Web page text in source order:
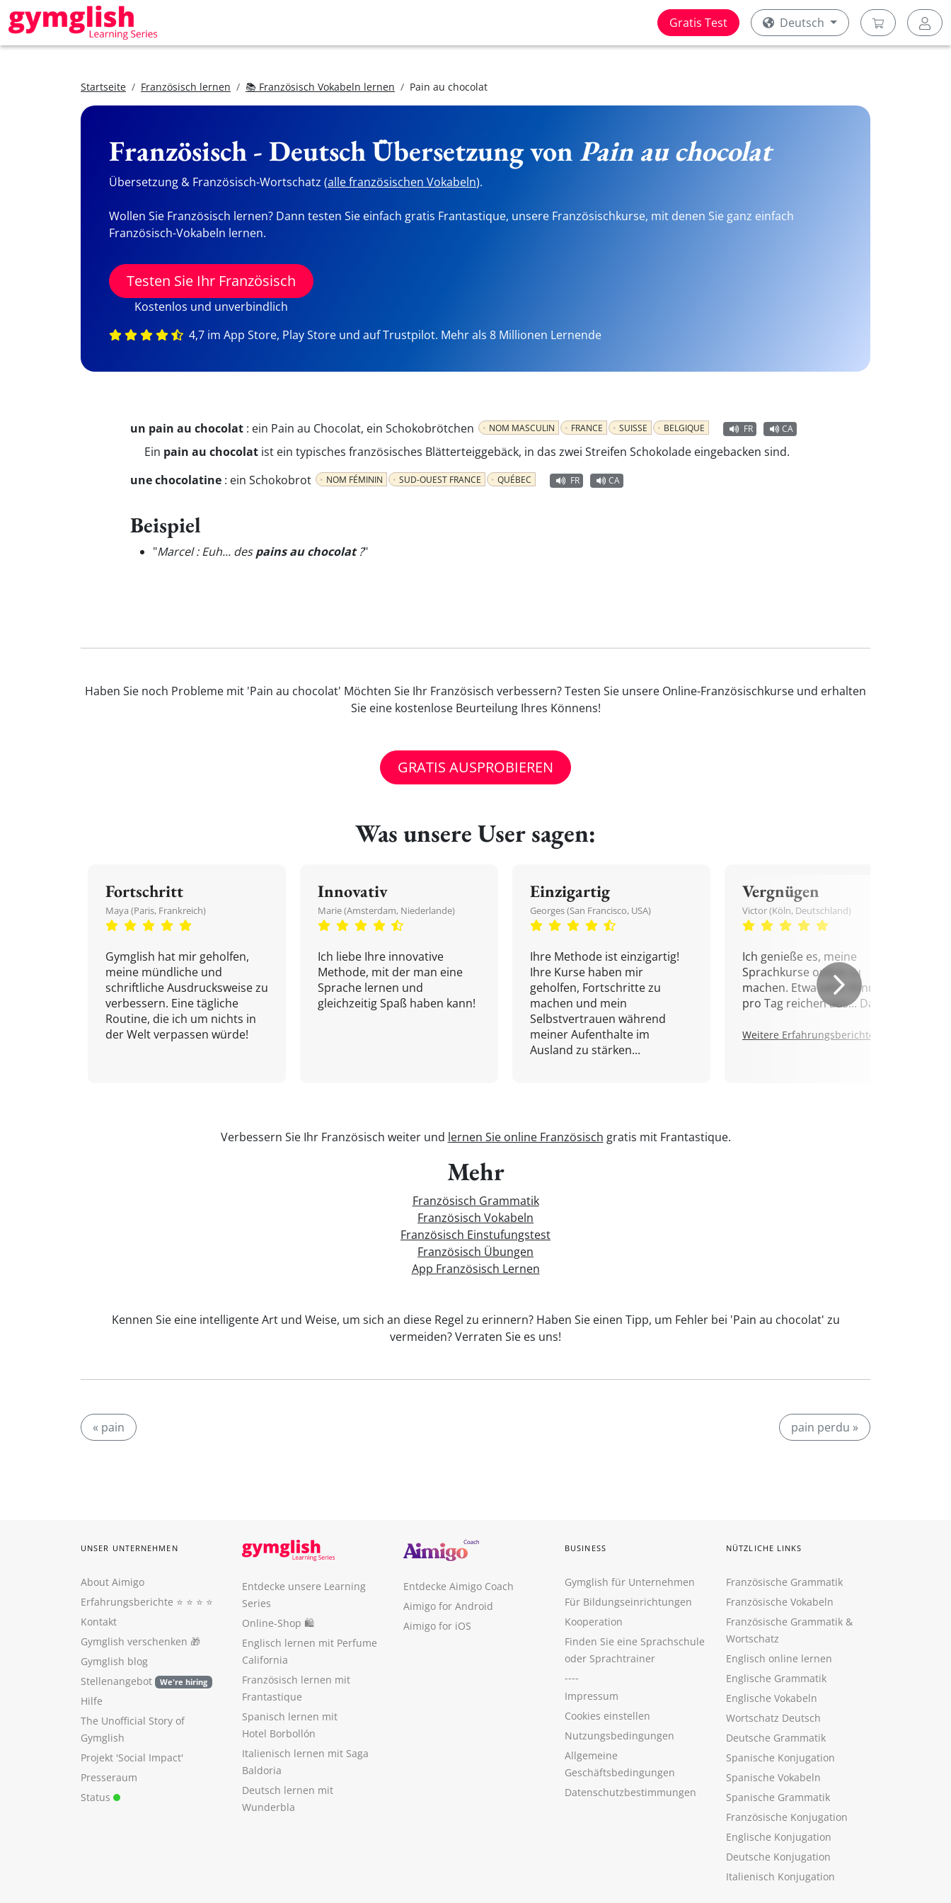
Gratis Test Deutsch
Startseite Französisch lernen 📚 Französisch Vokabeln lernen Pain au chocolat
Französisch - Deutsch Übersetzung vonPain au chocolat
Übersetzung & Französisch-Wortschatz (alle französischen Vokabeln).
Wollen Sie Französisch lernen? Dann testen Sie einfach gratis Frantastique, unsere Französischkurse, mit denen Sie ganz einfach
Französisch-Vokabeln lernen.
Testen Sie Ihr Französisch
Kostenlos und unverbindlich
4,7 im App Store, Play Store und auf Trustpilot. Mehr als 8 Millionen Lernende
un pain au chocolat : ein Pain au Chocolat, ein Schokobrötchen NOM MASCULIN FRANCE SUISSE BELGIQUE FR CA
Ein pain au chocolat ist ein typisches französisches Blätterteiggebäck, in das zwei Streifen Schokolade eingebacken sind.
une chocolatine : ein Schokobrot NOM FÉMININ SUD-OUEST FRANCE QUÉBEC FR CA
Beispiel
"Marcel : Euh... despains au chocolat?"
Haben Sie noch Probleme mit 'Pain au chocolat' Möchten Sie Ihr Französisch verbessern? Testen Sie unsere Online-Französischkurse und erhalten
Sie eine kostenlose Beurteilung Ihres Könnens!
GRATIS AUSPROBIEREN
Was unsere User sagen:
Fortschritt
Maya (Paris, Frankreich)
Gymglish hat mir geholfen,
meine mündliche und
schriftliche Ausdrucksweise zu
verbessern. Eine tägliche
Routine, die ich um nichts in
der Welt verpassen würde!
Innovativ
Marie (Amsterdam, Niederlande)
Ich liebe Ihre innovative
Methode, mit der man eine
Sprache lernen und
gleichzeitig Spaß haben kann!
Einzigartig
Georges (San Francisco, USA)
Ihre Methode ist einzigartig!
Ihre Kurse haben mir
geholfen, Fortschritte zu
machen und mein
Selbstvertrauen während
meiner Aufenthalte im
Ausland zu stärken...
Vergnügen
Victor (Köln, Deutschland)
Ich genieße es, meine
Sprachkurse online zu
machen. Etwa zehn Minuten
pro Tag reichen aus... Danke!
Weitere Erfahrungsberichte.
Verbessern Sie Ihr Französisch weiter und lernen Sie online Französisch gratis mit Frantastique.
Mehr
Französisch Grammatik
Französisch Vokabeln
Französisch Einstufungstest
Französisch Übungen
App Französisch Lernen
Kennen Sie eine intelligente Art und Weise, um sich an diese Regel zu erinnern? Haben Sie einen Tipp, um Fehler bei 'Pain au chocolat' zu
vermeiden? Verraten Sie es uns!
« pain pain perdu »
UNSER UNTERNEHMEN
About Aimigo
Erfahrungsberichte ⭐️ ⭐️ ⭐️ ⭐️
Kontakt
Gymglish verschenken 🎁
Gymglish blog
Stellenangebot
We're hiring
Hilfe
The Unofficial Story of
Gymglish
Projekt 'Social Impact'
Presseraum
Status
Entdecke unsere Learning
Series
Online-Shop 🛍
Englisch lernen mit Perfume
California
Französisch lernen mit
Frantastique
Spanisch lernen mit
Hotel Borbollón
Italienisch lernen mit Saga
Baldoria
Deutsch lernen mit
Wunderbla
Entdecke Aimigo Coach
Aimigo for Android
Aimigo for iOS
BUSINESS
Gymglish für Unternehmen
Für Bildungseinrichtungen
Kooperation
Finden Sie eine Sprachschule
oder Sprachtrainer
----
Impressum
Cookies einstellen
Nutzungsbedingungen
Allgemeine
Geschäftsbedingungen
Datenschutzbestimmungen
NÜTZLICHE LINKS
Französische Grammatik
Französische Vokabeln
Französische Grammatik &
Wortschatz
Englisch online lernen
Englische Grammatik
Englische Vokabeln
Wortschatz Deutsch
Deutsche Grammatik
Spanische Konjugation
Spanische Vokabeln
Spanische Grammatik
Französische Konjugation
Englische Konjugation
Deutsche Konjugation
Italienisch Konjugation